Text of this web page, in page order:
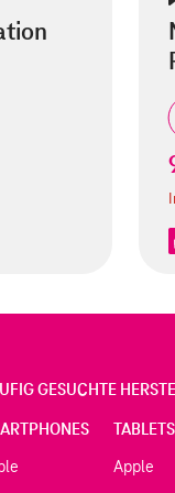
GESUCHTE
TABLETS
Apple